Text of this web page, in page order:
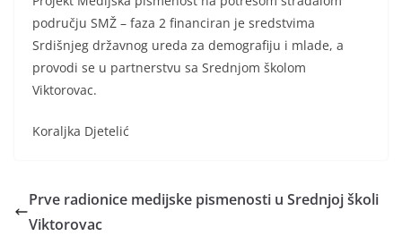
području SMŽ – faza 2 financiran je sredstvima
Srdišnjeg državnog ureda za demografiju i mlade, a
provodi se u partnerstvu sa Srednjom školom
Viktorovac.
Koraljka Djetelić
Prve radionice medijske pismenosti u Srednjoj školi
Viktorovac